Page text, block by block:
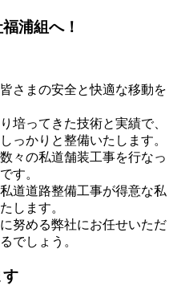
浦組へ！
さまの安全と快適な移動を
培ってきた技術と実績で、
っかりと整備いたします。
々の私道舗装工事を行なっ
す。
道道路整備工事が得意な私
します。
努める弊社にお任せいただ
でしょう。
す